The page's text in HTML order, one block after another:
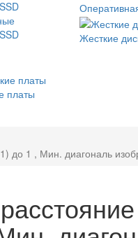
Жесткие
платы
до 1 , Мин. диагональ